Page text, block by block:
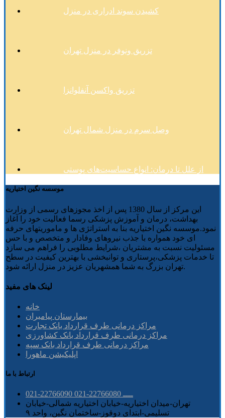
کشیدن سوند ادراری در منزل
تزریق ونوفر در منزل تهران
تزریق واکسن آنفلوانزا
وصل سرم در منزل شمال تهران
از علل تا درمان: انواع حساسیت‌های پوستی
موسسه نگین اختیاریه
این مرکز از سال 1380 پس از اخذ مجوزهای رسمی از وزارت
بهداشت، درمان و آموزش پزشکی رسما فعالیت خود را آغاز
نمود.موسسه نگین اختیاریه بنا به استراتژی ها و ماموریتهای حرفه
ای خود همواره با جذب نیروهای وفادار و متخصص و با حس
مسئولیت نسبت به مشتریان ،شرایط مطلوبی را فراهم می سازد
تا خدمات پزشکی،پرستاری و توانبخشی با بهترین کیفیت در سطح
تهران بزرگ به شما همشهریان عزیز در منزل ارائه شود.
لینک های مفید
خانه
بیمارستان پیامبران
مراکز درمانی طرف قرارداد بانک تجارت
مراکز درمانی طرف قرارداد بانک کشاورزی
مراکز درمانی طرف قرارداد بانک سپه
اپلیکیشن ماهورا
ارتباط با ما
021-22766090 ــــ 22766080-021
تهران-میدان اختیاریه-خیابان اختیاریه شمالی-خیابان
تسلیمی-ابتدای دوقوز-ساختمان نگین، واحد ۹